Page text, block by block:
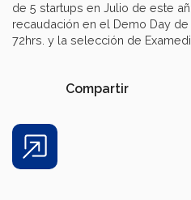
de 5 startups en Julio de este
recaudación en el Demo Day de
72hrs. y la selección de Examedi
Share
Compartir